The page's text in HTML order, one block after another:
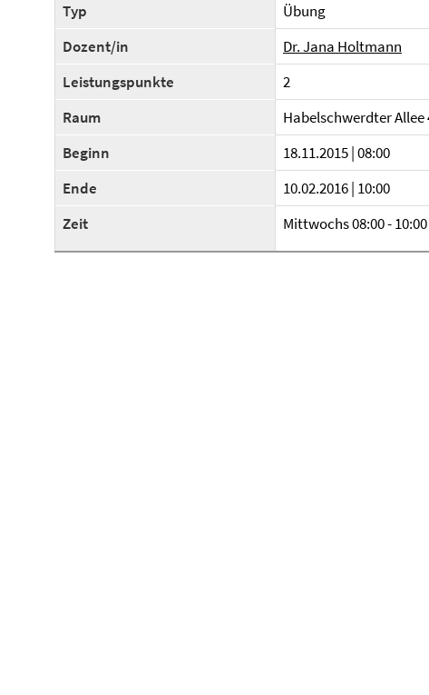
Typ
Übung
Dozent/in
Dr. Jana Holtmann
Leistungspunkte
2
Raum
Habelschwerdter Allee
Beginn
18.11.2015 | 08:00
Ende
10.02.2016 | 10:00
Zeit
Mittwochs 08:00 -